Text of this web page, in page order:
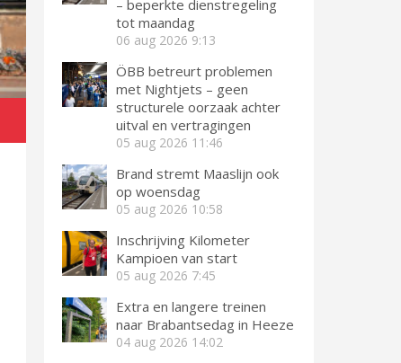
– beperkte dienstregeling
tot maandag
06 aug 2026 9:13
ÖBB betreurt problemen
met Nightjets – geen
structurele oorzaak achter
uitval en vertragingen
05 aug 2026 11:46
Brand stremt Maaslijn ook
op woensdag
05 aug 2026 10:58
Inschrijving Kilometer
Kampioen van start
05 aug 2026 7:45
Extra en langere treinen
naar Brabantsedag in Heeze
04 aug 2026 14:02